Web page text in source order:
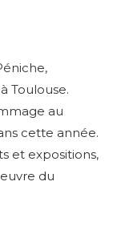
Toulouse.
au
cette année.
et expositions,
du